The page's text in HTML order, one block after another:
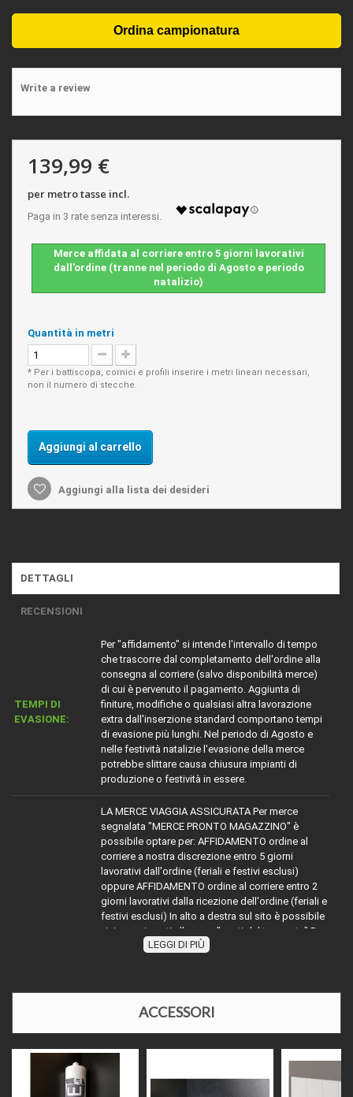
Write a review
139,99 €
per metro tasse incl.
Merce affidata al corriere entro 5 giorni lavorativi
dall'ordine (tranne nel periodo di Agosto e periodo
natalizio)
Quantità in metri
* Per i battiscopa, cornici e profili inserire i metri lineari necessari,
non il numero di stecche.
Aggiungi al carrello
Aggiungi alla lista dei desideri
DETTAGLI
RECENSIONI
TEMPI DI
EVASIONE:
Per "affidamento" si intende l'intervallo di tempo
che trascorre dal completamento dell'ordine alla
consegna al corriere (salvo disponibilità merce)
di cui è pervenuto il pagamento. Aggiunta di
finiture, modifiche o qualsiasi altra lavorazione
extra dall'inserzione standard comportano tempi
di evasione più lunghi. Nel periodo di Agosto e
nelle festività natalizie l'evasione della merce
potrebbe slittare causa chiusura impianti di
produzione o festività in essere.
LA MERCE VIAGGIA ASSICURATA Per merce
segnalata "MERCE PRONTO MAGAZZINO" è
possibile optare per: AFFIDAMENTO ordine al
corriere a nostra discrezione entro 5 giorni
lavorativi dall'ordine (feriali e festivi esclusi)
oppure AFFIDAMENTO ordine al corriere entro 2
giorni lavorativi dalla ricezione dell'ordine (feriali e
festivi esclusi) In alto a destra sul sito è possibile
visionare i costi alla voce "costi del trasporto" Per
la merce con diciture diverse da MERCE PRONTO
(esempio evaso 2 giorni lavorativi) ai tempi
dell'affidamento al corriere richiesto, oppure
contattarci telefonicamente o via mail per
disponibilità e relativi tempi di affidamento al
corriere. Nel periodo di Agosto e nelle festività
natalizie l'affidamento della merce ai corrieri
potrebbe slittare causa chiusura impianti di
LEGGI DI PIÙ
ACCESSORI